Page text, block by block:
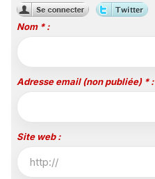
Nom * :
Adresse email (non publiée) * :
Site web :